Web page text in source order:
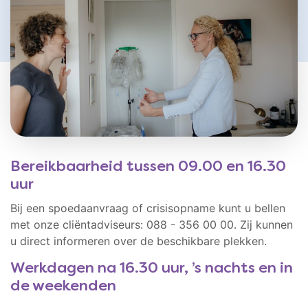
Bereikbaarheid tussen 09.00 en 16.30
uur
Bij een spoedaanvraag of crisisopname kunt u bellen
met onze cliëntadviseurs: 088 - 356 00 00. Zij kunnen
u direct informeren over de beschikbare plekken.
Werkdagen na 16.30 uur, ’s nachts en in
de weekenden